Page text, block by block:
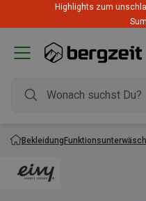
Highlights zum
Bekleidung